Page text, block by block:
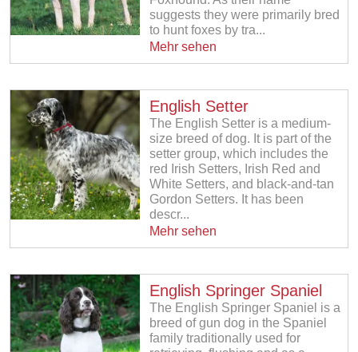
suggests they were primarily bred
to hunt foxes by tra...
Mehr sehen
English Setter
The English Setter is a medium-
size breed of dog. It is part of the
setter group, which includes the
red Irish Setters, Irish Red and
White Setters, and black-and-tan
Gordon Setters. It has been
descr...
Mehr sehen
English Springer Spaniel
The English Springer Spaniel is a
breed of gun dog in the Spaniel
family traditionally used for